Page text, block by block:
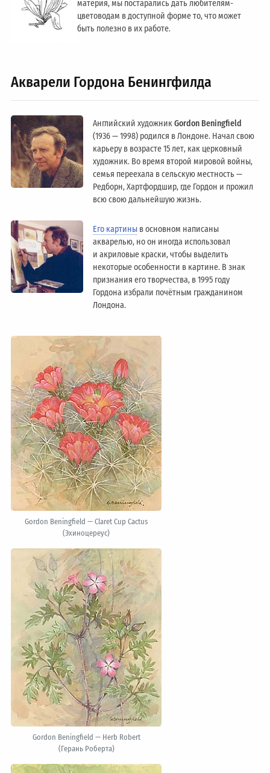
материя, мы постарались дать любителям-
цветоводам в доступной форме то, что может
быть полезно в их работе.
Акварели Гордона Бенингфилда
Английский художникGordon Beningfield
(1936 — 1998) родился в Лондоне. Начал свою
карьеру в возрасте 15 лет, как церковный
художник. Во время второй мировой войны,
семья переехала в сельскую местность —
Редборн, Хартфордшир, где Гордон и прожил
всю свою дальнейшую жизнь.
Его картины в основном написаны
акварелью, но он иногда использовал
и акриловые краски, чтобы выделить
некоторые особенности в картине. В знак
признания его творчества, в 1995 году
Гордона избрали почётным гражданином
Лондонa.
Gordon Beningfield — Claret Cup Cactus
(Эхиноцереус)
Gordon Beningfield — Herb Robert
(Герань Роберта)